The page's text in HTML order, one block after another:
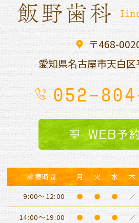
〒468-
愛知県名古屋市天白
052-
WEB予
診療時間 月 火 水 木
9:00～12:00
● ● ● ／
14:00～19:00 ● ● ● ／